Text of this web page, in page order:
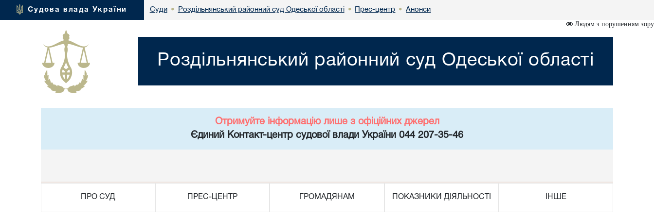
Судова влада України Суди • Роздільнянський районний суд Одеської області • Прес-центр • Анонси
Людям з порушенням зору
Роздільнянський районний суд Одеської області
Отримуйте інформацію лише з офіційних джерел
Єдиний Контакт-центр судової влади України 044 207-35-46
ПРО СУД ПРЕС-ЦЕНТР ГРОМАДЯНАМ ПОКАЗНИКИ ДІЯЛЬНОСТІ ІНШЕ